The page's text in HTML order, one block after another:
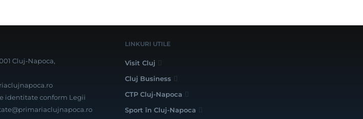
Cluj-Napoca,
identitate conform Legii
LINKURI UTILE
Visit Cluj
Cluj Business
CTP Cluj-Napoca
Sport în Cluj-Napoca